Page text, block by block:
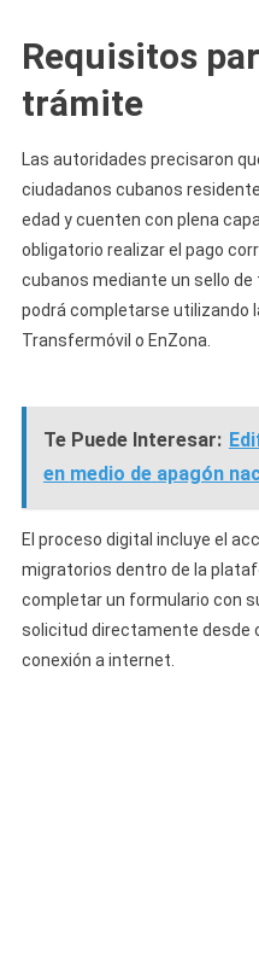
Requisitos
trámite
Las autoridades precisaron
ciudadanos cubanos
edad y cuenten con plena
obligatorio realizar el pago
cubanos mediante un sello
podrá completarse utilizando
Transfermóvil o EnZona.
Te Puede Interesar:
en medio de apagón
El proceso digital incluye el
migratorios dentro de la
completar un formulario con
solicitud directamente desde
conexión a internet.